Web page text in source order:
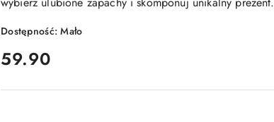
Dostępność:Mało
cena:
59.90